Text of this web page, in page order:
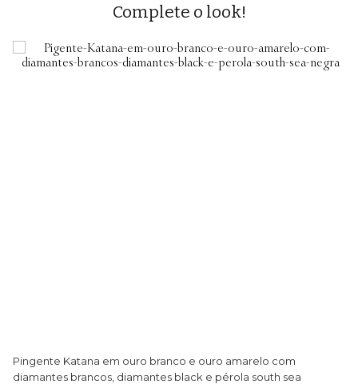
Complete o look!
Pingente Katana em ouro branco e ouro amarelo com
diamantes brancos, diamantes black e pérola south sea